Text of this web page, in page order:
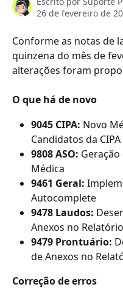
26 de fevereiro de
Conforme as notas de
quinzena do mês de
alterações foram
O que há de novo
9045 CIPA: Novo
Candidatos da CIPA
9808 ASO:
Médica
9461 Geral:
Autocomplete
9478 Laudos:
Anexos no
9479 Prontuário:
de Anexos no
Correção de erros